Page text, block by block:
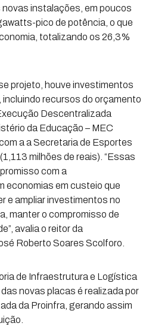
instalações, em poucos
pico de potência, o que
totalizando os 26,3%
projeto, houve investimentos
recursos do orçamento
Descentralizada
da Educação – MEC
a a Secretaria de Esportes
milhões de reais). “Essas
com a
economias em custeio que
e ampliar investimentos no
manter o compromisso de
avalia o reitor da
Roberto Soares Scolforo.
de Infraestrutura e Logística
novas placas é realizada por
da Proinfra, gerando assim